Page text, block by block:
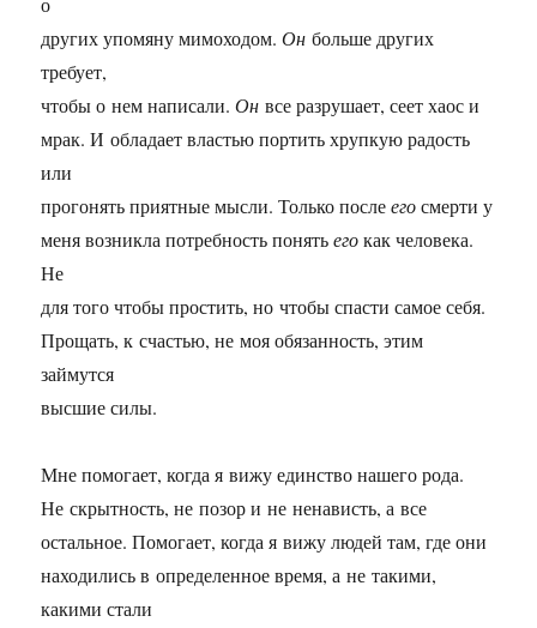
других упомяну мимоходом.Он больше других
требует,
чтобы о нем написали.Он все разрушает, сеет хаос и
мрак. И обладает властью портить хрупкую радость
или
прогонять приятные мысли. Только послеегосмерти у
меня возникла потребность понятьегокак человека.
Не
для того чтобы простить, но чтобы спасти самое себя.
Прощать, к счастью, не моя обязанность, этим
займутся
высшие силы.
Мне помогает, когда я вижу единство нашего рода.
Не скрытность, не позор и не ненависть, а все
остальное. Помогает, когда я вижу людей там, где они
находились в определенное время, а не такими,
какими стали